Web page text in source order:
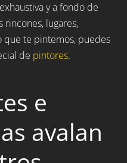
y a fondo de
lugares,
que te pintemos, puedes
de pintores.
e
avalan